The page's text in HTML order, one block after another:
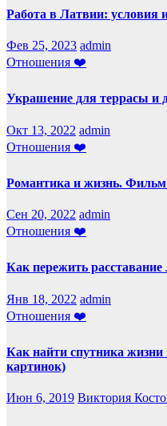
Работа в Латвии: условия
Фев 25, 2023 admin
Отношения ❤️
Украшение для террасы и
Окт 13, 2022 admin
Отношения ❤️
Романтика и жизнь.
Сен 20, 2022 admin
Отношения ❤️
Как пережить расставание
Янв 18, 2022 admin
Отношения ❤️
Как найти спутника жизни
картинок)
Июн 6, 2019 Виктория